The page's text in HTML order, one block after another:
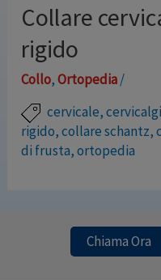
Collare
rigido
Collo,Ortopedia/
cervicale,
rigido,collare schantz,
di frusta,ortopedia
il dolore. Il collare
il comune torcicollo
Chiama Ora